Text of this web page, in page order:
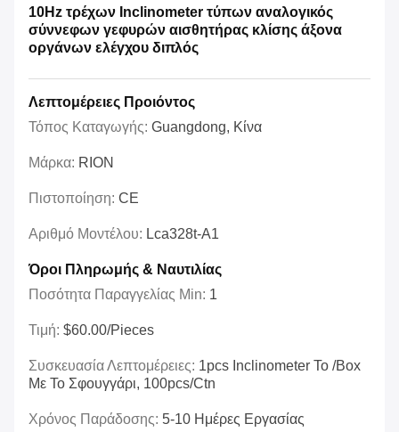
10Hz τρέχων Inclinometer τύπων αναλογικός
σύννεφων γεφυρών αισθητήρας κλίσης άξονα
οργάνων ελέγχου διπλός
Λεπτομέρειες Προιόντος
Τόπος Καταγωγής: Guangdong, Κίνα
Μάρκα: RION
Πιστοποίηση: CE
Αριθμό Μοντέλου: Lca328t-Α1
Όροι Πληρωμής & Ναυτιλίας
Ποσότητα Παραγγελίας Min: 1
Τιμή: $60.00/Pieces
Συσκευασία Λεπτομέρειες: 1pcs Inclinometer Το /box
Με Το Σφουγγάρι, 100pcs/ctn
Χρόνος Παράδοσης: 5-10 Ημέρες Εργασίας